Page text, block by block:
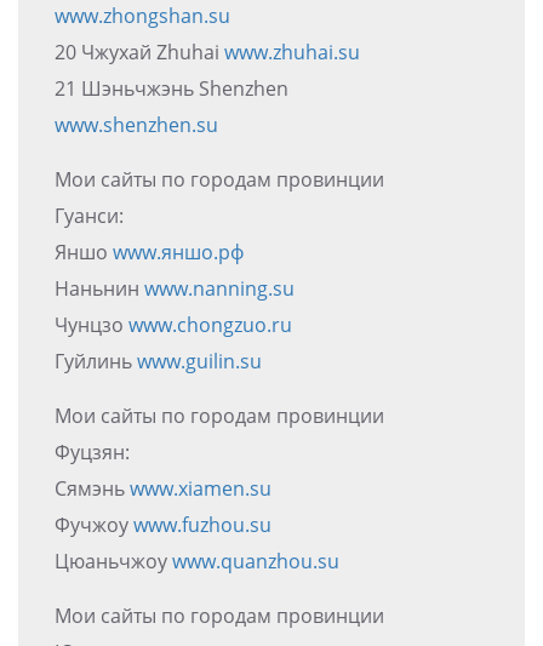
www.zhongshan.su
20 Чжухай Zhuhai www.zhuhai.su
21 Шэньчжэнь Shenzhen
www.shenzhen.su
Мои сайты по городам провинции
Гуанси:
Яншо www.яншо.рф
Наньнин www.nanning.su
Чунцзо www.chongzuo.ru
Гуйлиньwww.guilin.su
Мои сайты по городам провинции
Фуцзян:
Сямэньwww.xiamen.su
Фучжоуwww.fuzhou.su
Цюаньчжоуwww.quanzhou.su
Мои сайты по городам провинции